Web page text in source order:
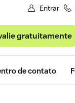
Entrar
gratuitamente
de contato